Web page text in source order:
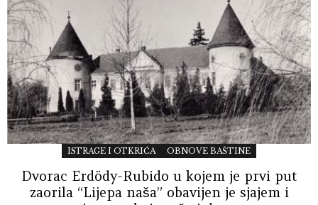
ISTRAGE I OTKRIĆA OBNOVE BAŠTINE
Dvorac Erdödy-Rubido u kojem je prvi put
zaorila “Lijepa naša” obavijen je sjajem i